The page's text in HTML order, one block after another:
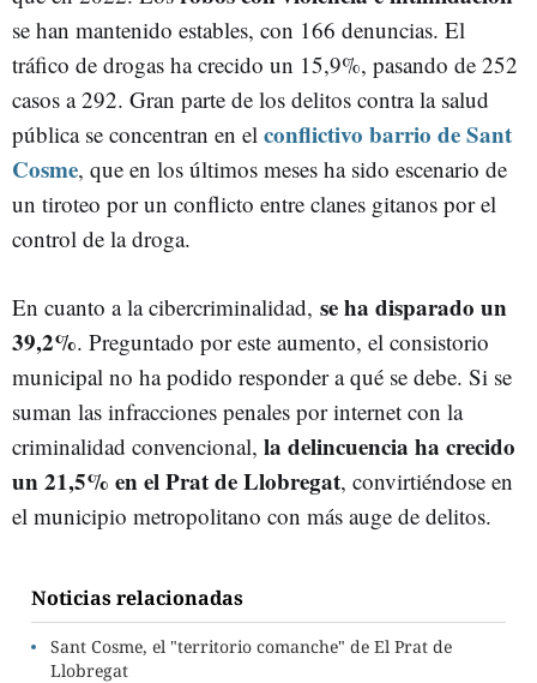
se han mantenido estables, con 166 denuncias. El
tráfico de drogas ha crecido un 15,9%, pasando de 252
casos a 292. Gran parte de los delitos contra la salud
pública se concentran en el conflictivo barrio de Sant
Cosme, que en los últimos meses ha sido escenario de
un tiroteo por un conflicto entre clanes gitanos por el
control de la droga.
En cuanto a la cibercriminalidad, se ha disparado un
39,2%. Preguntado por este aumento, el consistorio
municipal no ha podido responder a qué se debe. Si se
suman las infracciones penales por internet con la
criminalidad convencional, la delincuencia ha crecido
un 21,5% en el Prat de Llobregat, convirtiéndose en
el municipio metropolitano con más auge de delitos.
Noticias relacionadas
Sant Cosme, el "territorio comanche" de El Prat de
Llobregat